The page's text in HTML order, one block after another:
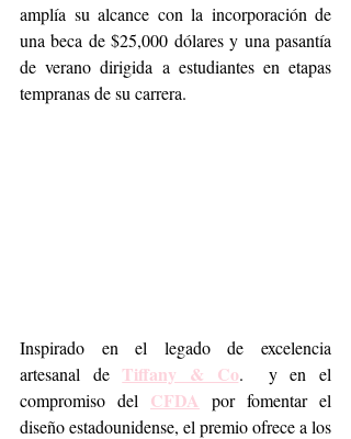
amplía su alcance con la incorporación de
una beca de $25,000 dólares y una pasantía
de verano dirigida a estudiantes en etapas
tempranas de su carrera.
Inspirado en el legado de excelencia
artesanal de Tiffany & Co.  y en el
compromiso del CFDA por fomentar el
diseño estadounidense, el premio ofrece a los